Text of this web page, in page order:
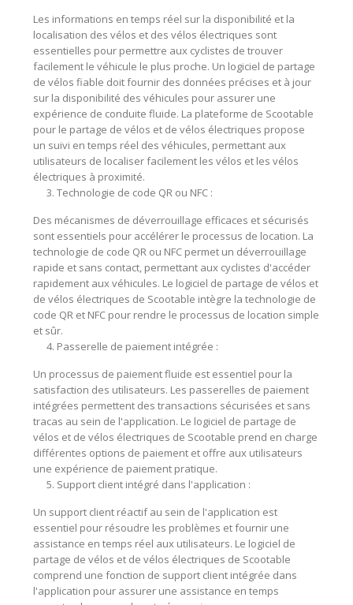
Les informations en temps réel sur la disponibilité et la
localisation des vélos et des vélos électriques sont
essentielles pour permettre aux cyclistes de trouver
facilement le véhicule le plus proche. Un logiciel de partage
de vélos fiable doit fournir des données précises et à jour
sur la disponibilité des véhicules pour assurer une
expérience de conduite fluide. La plateforme de Scootable
pour le partage de vélos et de vélos électriques propose
un suivi en temps réel des véhicules, permettant aux
utilisateurs de localiser facilement les vélos et les vélos
électriques à proximité.
Technologie de code QR ou NFC :
Des mécanismes de déverrouillage efficaces et sécurisés
sont essentiels pour accélérer le processus de location. La
technologie de code QR ou NFC permet un déverrouillage
rapide et sans contact, permettant aux cyclistes d'accéder
rapidement aux véhicules. Le logiciel de partage de vélos et
de vélos électriques de Scootable intègre la technologie de
code QR et NFC pour rendre le processus de location simple
et sûr.
Passerelle de paiement intégrée :
Un processus de paiement fluide est essentiel pour la
satisfaction des utilisateurs. Les passerelles de paiement
intégrées permettent des transactions sécurisées et sans
tracas au sein de l'application. Le logiciel de partage de
vélos et de vélos électriques de Scootable prend en charge
différentes options de paiement et offre aux utilisateurs
une expérience de paiement pratique.
Support client intégré dans l'application :
Un support client réactif au sein de l'application est
essentiel pour résoudre les problèmes et fournir une
assistance en temps réel aux utilisateurs. Le logiciel de
partage de vélos et de vélos électriques de Scootable
comprend une fonction de support client intégrée dans
l'application pour assurer une assistance en temps